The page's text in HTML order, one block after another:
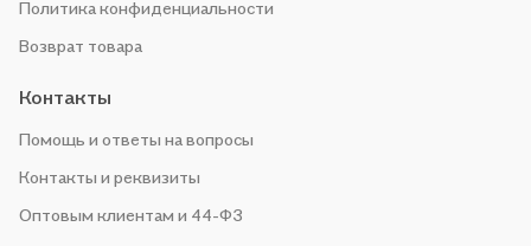
Политика конфиденциальности
Возврат товара
Контакты
Помощь и ответы на вопросы
Контакты и реквизиты
Оптовым клиентам и 44-ФЗ